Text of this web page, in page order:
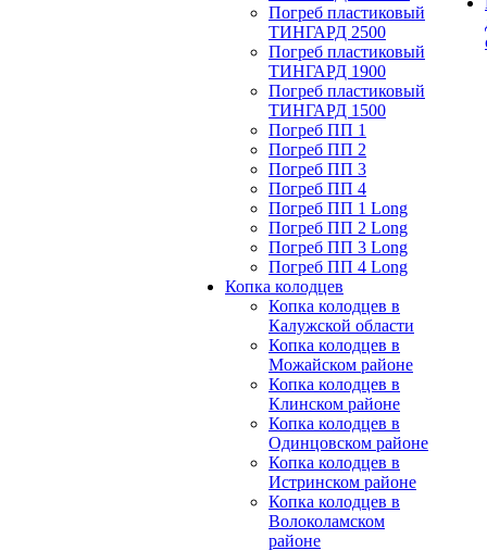
Погреб пластиковый
ТИНГАРД 2500
Погреб пластиковый
ТИНГАРД 1900
Погреб пластиковый
ТИНГАРД 1500
Погреб ПП 1
Погреб ПП 2
Погреб ПП 3
Погреб ПП 4
Погреб ПП 1 Long
Погреб ПП 2 Long
Погреб ПП 3 Long
Погреб ПП 4 Long
Копка колодцев
Копка колодцев в
Калужской области
Копка колодцев в
Можайском районе
Копка колодцев в
Клинском районе
Копка колодцев в
Одинцовском районе
Копка колодцев в
Истринском районе
Копка колодцев в
Волоколамском
районе